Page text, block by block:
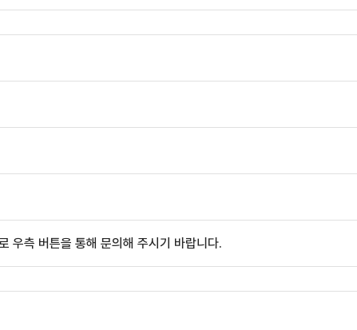
우측 버튼을 통해 문의해 주시기 바랍니다.